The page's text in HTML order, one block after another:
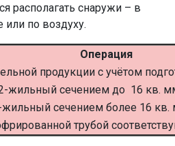
располагать снаружи – в
или по воздуху.
Операция
продукции с учётом
жильный сечением до 16 кв.
сечением более 16 кв.
трубой